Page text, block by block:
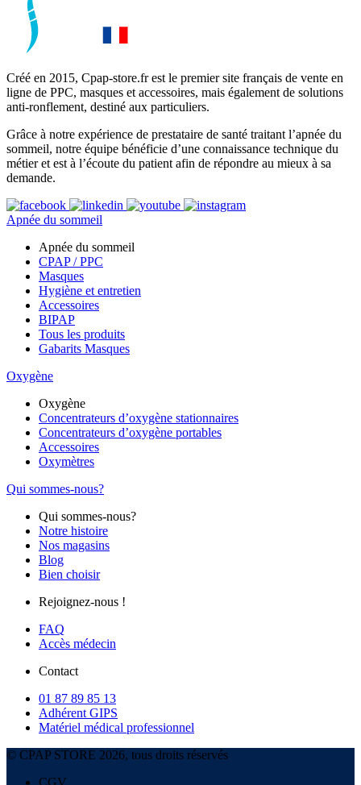
Créé en 2015, Cpap-store.fr est le premier site français de vente en
ligne de PPC, masques et accessoires, mais également de solutions
anti-ronflement, destiné aux particuliers.
Grâce à notre expérience de prestataire de santé traitant l’apnée du
sommeil, notre équipe bénéficie d’une connaissance technique du
métier et est à l’écoute du patient afin de répondre au mieux à sa
demande.
Apnée du sommeil
Apnée du sommeil
CPAP / PPC
Masques
Hygiène et entretien
Accessoires
BIPAP
Tous les produits
Gabarits Masques
Oxygène
Oxygène
Concentrateurs d’oxygène stationnaires
Concentrateurs d’oxygène portables
Accessoires
Oxymètres
Qui sommes-nous?
Qui sommes-nous?
Notre histoire
Nos magasins
Blog
Bien choisir
Rejoignez-nous !
FAQ
Accès médecin
Contact
01 87 89 85 13
Adhérent GIPS
Matériel médical professionnel
© CPAP STORE 2026, tous droits réservés
CGV